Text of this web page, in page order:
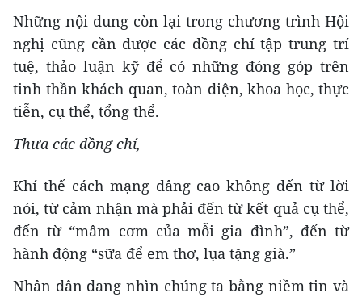
Những nội dung còn lại trong chương trình Hội
nghị cũng cần được các đồng chí tập trung trí
tuệ, thảo luận kỹ để có những đóng góp trên
tinh thần khách quan, toàn diện, khoa học, thực
tiễn, cụ thể, tổng thể.
Thưa các đồng chí,
Khí thế cách mạng dâng cao không đến từ lời
nói, từ cảm nhận mà phải đến từ kết quả cụ thể,
đến từ “mâm cơm của mỗi gia đình”, đến từ
hành động “sữa để em thơ, lụa tặng già.”
Nhân dân đang nhìn chúng ta bằng niềm tin và